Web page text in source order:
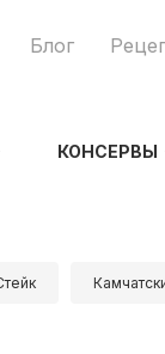
Блог
КОНСЕРВЫ